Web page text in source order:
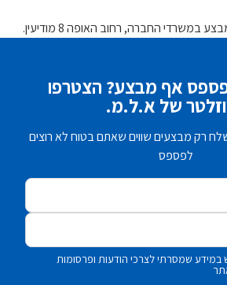
אף מבצע? הצטרפו
של א.ל.מ.
רק מבצעים שווים שאתם בטוח לא רוצים
לפספס
שמסרתי לצרכי הודעות ופרסומות